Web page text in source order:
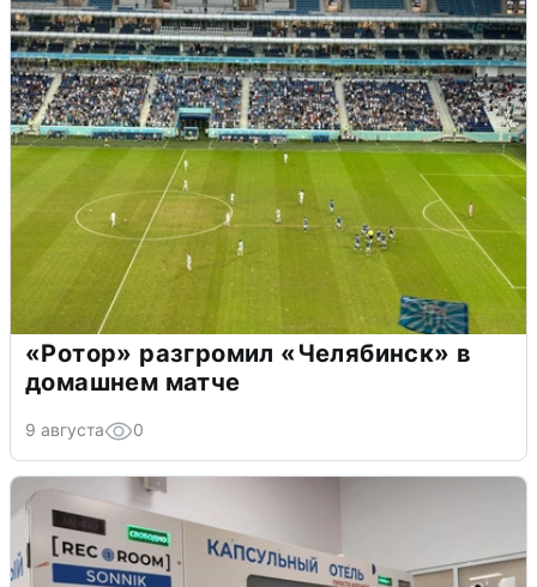
«Ротор» разгромил «Челябинск» в
домашнем матче
9 августа 0